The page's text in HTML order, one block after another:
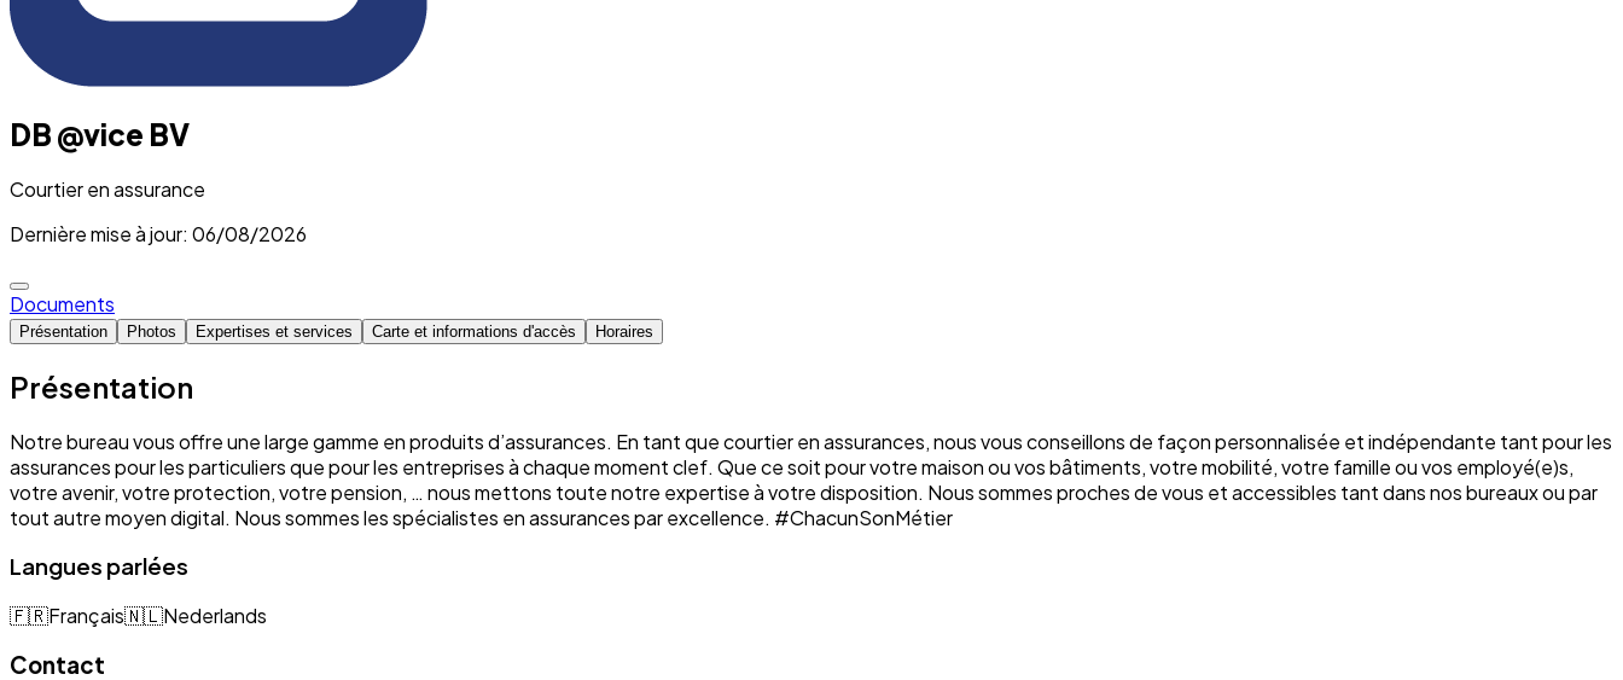
DB @vice BV
Courtier en assurance
Dernière mise à jour: 06/08/2026
Documents
Présentation Photos Expertises et services Carte et informations d'accès Horaires
Présentation
Notre bureau vous offre une large gamme en produits d’assurances. En tant que courtier en assurances, nous vous conseillons de façon personnalisée et indépendante tant pour les
assurances pour les particuliers que pour les entreprises à chaque moment clef. Que ce soit pour votre maison ou vos bâtiments, votre mobilité, votre famille ou vos employé(e)s,
votre avenir, votre protection, votre pension, … nous mettons toute notre expertise à votre disposition. Nous sommes proches de vous et accessibles tant dans nos bureaux ou par
tout autre moyen digital. Nous sommes les spécialistes en assurances par excellence. #ChacunSonMétier
Langues parlées
🇫🇷Français🇳🇱Nederlands
Contact